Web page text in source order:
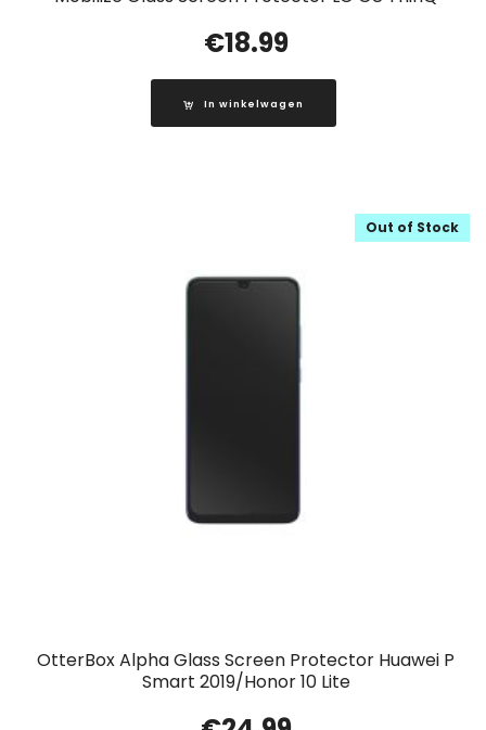
€18.99
In winkelwagen
OtterBox Alpha Glass Screen Protector Huawei P
Smart 2019/Honor 10 Lite
Out of Stock